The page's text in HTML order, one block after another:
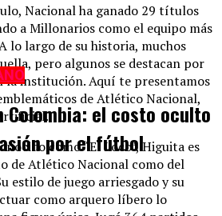
Nacional ha ganado 29 títulos
a Millonarios como el equipo más
lo largo de su historia, muchos
pero algunos se destacan por
la institución. Aquí te presentamos
de Atlético Nacional,
como “El Loco”, Higuita es
de Atlético Nacional como del
estilo de juego arriesgado y su
como arquero líbero lo
Colombia: el costo oculto
por el fútbol